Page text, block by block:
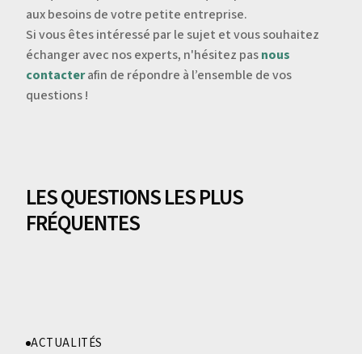
aux besoins de votre petite entreprise.
Si vous êtes intéressé par le sujet et vous souhaitez
échanger avec nos experts, n'hésitez pasnous
contacterafin de répondre à l’ensemble de vos
questions !
LES QUESTIONS LES PLUS
FRÉQUENTES
ACTUALITÉS